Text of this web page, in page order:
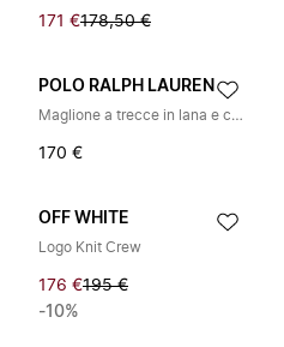
171 €178,50 €
POLO RALPH LAUREN
Maglione a trecce in lana e cashmere
170 €
OFF WHITE
Logo Knit Crew
176 €195 €
-10%